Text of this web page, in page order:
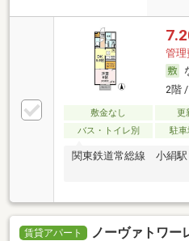
管理
2階 /
敷金なし 更
バス・トイレ別
駐
関東鉄道常総線 小絹
賃貸アパート ノーヴァトワー